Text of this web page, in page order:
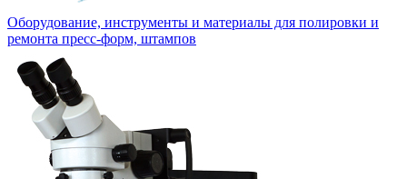
Оборудование, инструменты и материалы для полировки и
ремонта пресс-форм, штампов